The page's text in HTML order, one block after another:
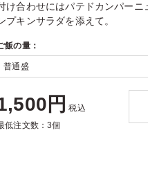
け合わせにはパテドカンパー
プキンサラダを添えて。
飯の量：
円 税込
低注文数：3個